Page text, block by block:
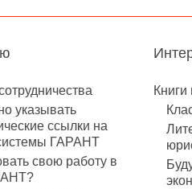
указывать
ссылки на
ГАРАНТ
свою работу в
Книги